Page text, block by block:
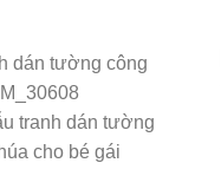
tranh dán tường
cho bé gái